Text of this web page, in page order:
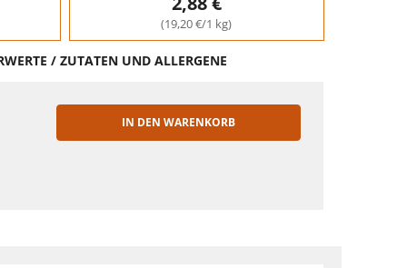
(19,20 €/1 kg)
/ ZUTATEN UND ALLERGENE
IN DEN WARENKORB